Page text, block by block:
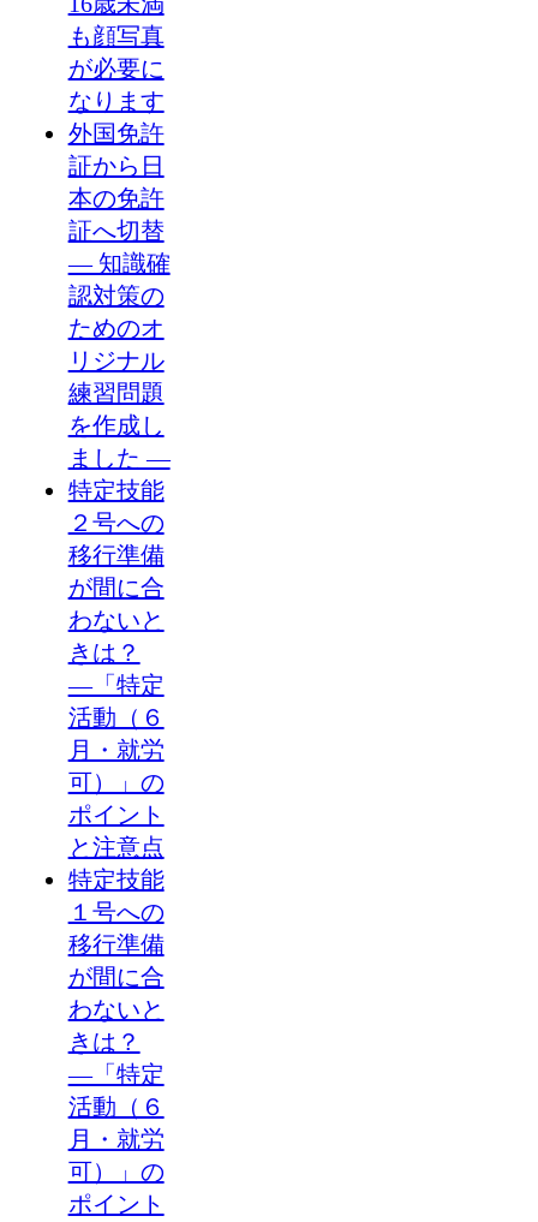
も顔写真
が必要に
なります
外国免許
証から日
本の免許
証へ切替
― 知識確
認対策の
ためのオ
リジナル
練習問題
を作成し
ました ―
特定技能
２号への
移行準備
が間に合
わないと
きは？
―「特定
活動（６
月・就労
可）」の
ポイント
と注意点
特定技能
１号への
移行準備
が間に合
わないと
きは？
―「特定
活動（６
月・就労
可）」の
ポイント